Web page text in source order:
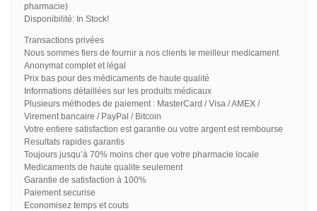
pharmacie)
Disponibilité: In Stock!
Transactions privées
Nous sommes fiers de fournir a nos clients le meilleur medicament
Anonymat complet et légal
Prix bas pour des médicaments de haute qualité
Informations détaillées sur les produits médicaux
Plusieurs méthodes de paiement : MasterCard / Visa / AMEX /
Virement bancaire / PayPal / Bitcoin
Votre entiere satisfaction est garantie ou votre argent est rembourse
Resultats rapides garantis
Toujours jusqu’à 70% moins cher que votre pharmacie locale
Medicaments de haute qualite seulement
Garantie de satisfaction à 100%
Paiement securise
Economisez temps et couts